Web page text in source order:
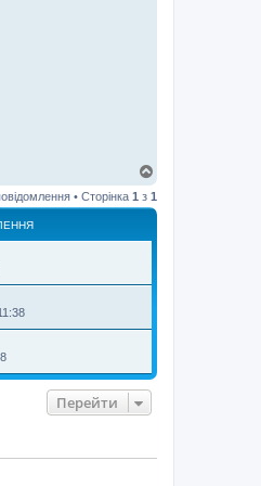
г
о
• Сторінка 1 з 1
Перейти